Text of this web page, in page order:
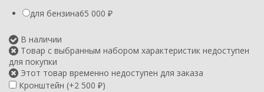
для бензина65 000 ₽
В наличии
Товар с выбранным набором характеристик недоступен
для покупки
Этот товар временно недоступен для заказа
Кронштейн (+2 500 ₽)